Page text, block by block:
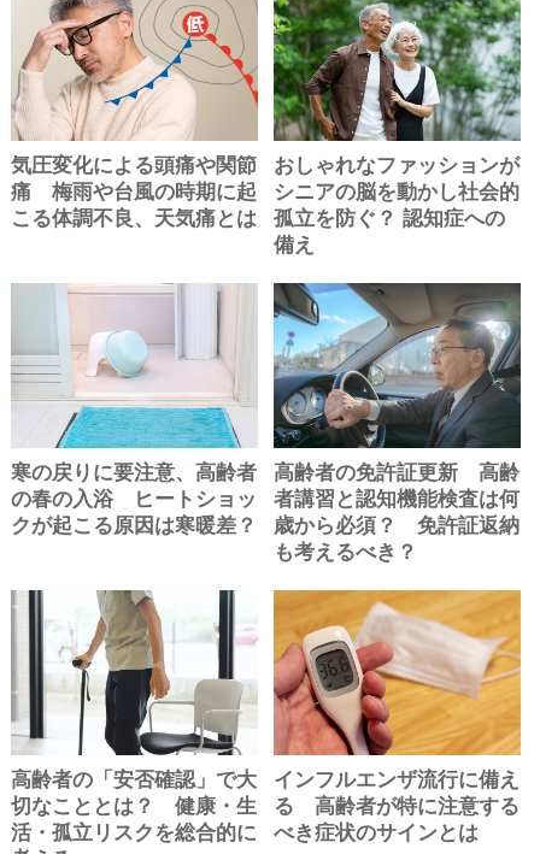
気圧変化による頭痛や関節
痛 梅雨や台風の時期に起
こる体調不良、天気痛とは
おしゃれなファッションが
シニアの脳を動かし社会的
孤立を防ぐ？ 認知症への
備え
寒の戻りに要注意、高齢者
の春の入浴 ヒートショッ
クが起こる原因は寒暖差？
高齢者の免許証更新 高齢
者講習と認知機能検査は何
歳から必須？ 免許証返納
も考えるべき？
高齢者の「安否確認」で大
切なこととは？ 健康・生
活・孤立リスクを総合的に
インフルエンザ流行に備え
る 高齢者が特に注意する
べき症状のサインとは